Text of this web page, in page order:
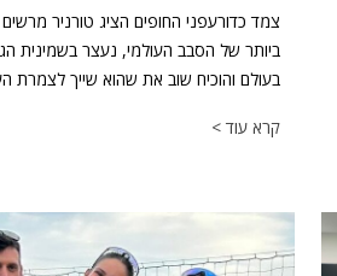
צמד כדורעפני החופים הציג טורניר
בעולם והוכיח שוב את שהוא שייך לצמרת
קרא עוד >